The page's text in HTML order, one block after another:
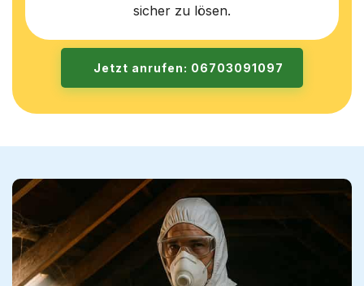
sicher zu lösen.
Jetzt anrufen: 06703091097